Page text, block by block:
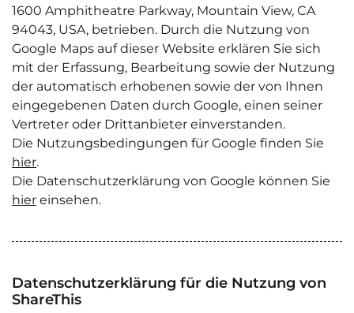
1600 Amphitheatre Parkway, Mountain View, CA
94043, USA, betrieben. Durch die Nutzung von
Google Maps auf dieser Website erklären Sie sich
mit der Erfassung, Bearbeitung sowie der Nutzung
der automatisch erhobenen sowie der von Ihnen
eingegebenen Daten durch Google, einen seiner
Vertreter oder Drittanbieter einverstanden.
Die Nutzungsbedingungen für Google finden Sie
hier.
Die Datenschutzerklärung von Google können Sie
hier einsehen.
Datenschutzerklärung für die Nutzung von
ShareThis